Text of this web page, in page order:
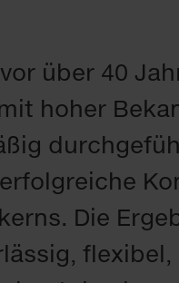
über 40
hoher
Die